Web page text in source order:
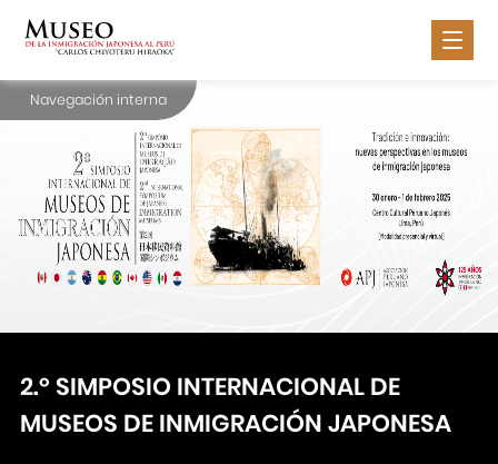
Nosotros
Inmigración Japonesa
Exposiciones
Actividades
2.º SIMPOSIO INTERNACIONAL DE
MUSEOS DE INMIGRACIÓN JAPONESA
Navegación interna